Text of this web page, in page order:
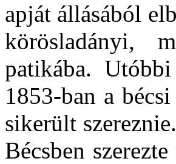
apját állásából
körösladányi,
patikába.
1853-ban a
sikerült
Bécsben